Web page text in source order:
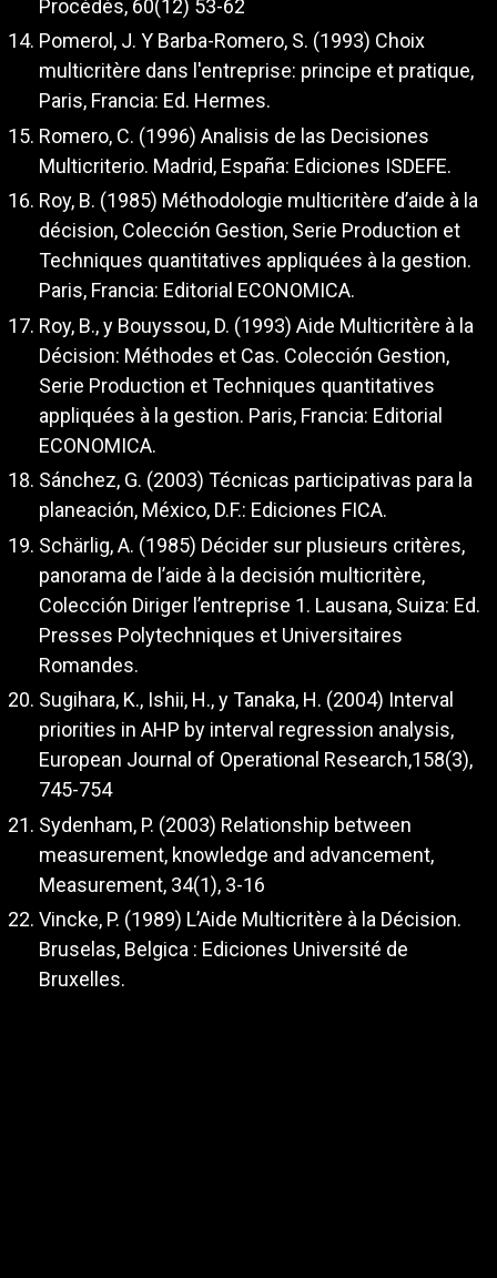
Procédés, 60(12) 53-62
Pomerol, J. Y Barba-Romero, S. (1993) Choix
multicritère dans l'entreprise: principe et pratique,
Paris, Francia: Ed. Hermes.
Romero, C. (1996) Analisis de las Decisiones
Multicriterio. Madrid, España: Ediciones ISDEFE.
Roy, B. (1985) Méthodologie multicritère d’aide à la
décision, Colección Gestion, Serie Production et
Techniques quantitatives appliquées à la gestion.
Paris, Francia: Editorial ECONOMICA.
Roy, B., y Bouyssou, D. (1993) Aide Multicritère à la
Décision: Méthodes et Cas. Colección Gestion,
Serie Production et Techniques quantitatives
appliquées à la gestion. Paris, Francia: Editorial
ECONOMICA.
Sánchez, G. (2003) Técnicas participativas para la
planeación, México, D.F.: Ediciones FICA.
Schärlig, A. (1985) Décider sur plusieurs critères,
panorama de l’aide à la decisión multicritère,
Colección Diriger l’entreprise 1. Lausana, Suiza: Ed.
Presses Polytechniques et Universitaires
Romandes.
Sugihara, K., Ishii, H., y Tanaka, H. (2004) Interval
priorities in AHP by interval regression analysis,
European Journal of Operational Research,158(3),
745-754
Sydenham, P. (2003) Relationship between
measurement, knowledge and advancement,
Measurement, 34(1), 3-16
Vincke, P. (1989) L’Aide Multicritère à la Décision.
Bruselas, Belgica : Ediciones Université de
Bruxelles.